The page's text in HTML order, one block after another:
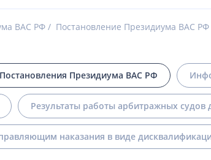
ВАС РФ Постановление Президиума ВАС
Постановления Президиума ВАС РФ
Результаты работы арбитражных судов
наказания в виде